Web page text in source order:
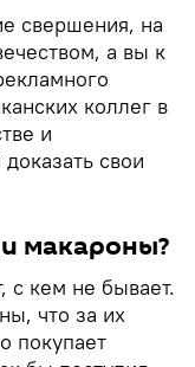
свершения, на
а вы к
коллег в
и
свои
макароны?
с кем не бывает.
что за их
покупает